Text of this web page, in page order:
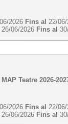
2026 Fins al 22/
26/06/2026 Fins al
Teatre 2026-
2026 Fins al 22/
26/06/2026 Fins al